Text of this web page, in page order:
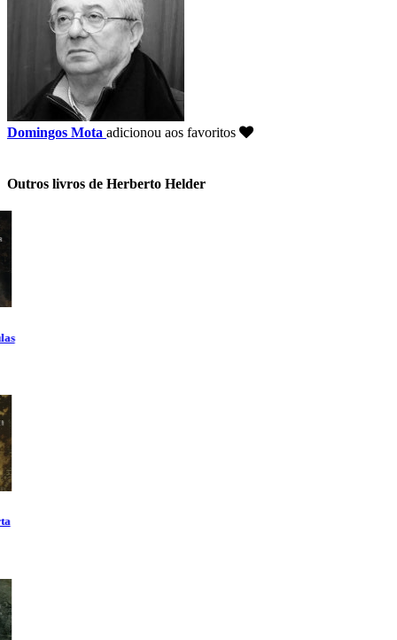
Domingos Mota adicionou aos favoritos
Outros livros de Herberto Helder